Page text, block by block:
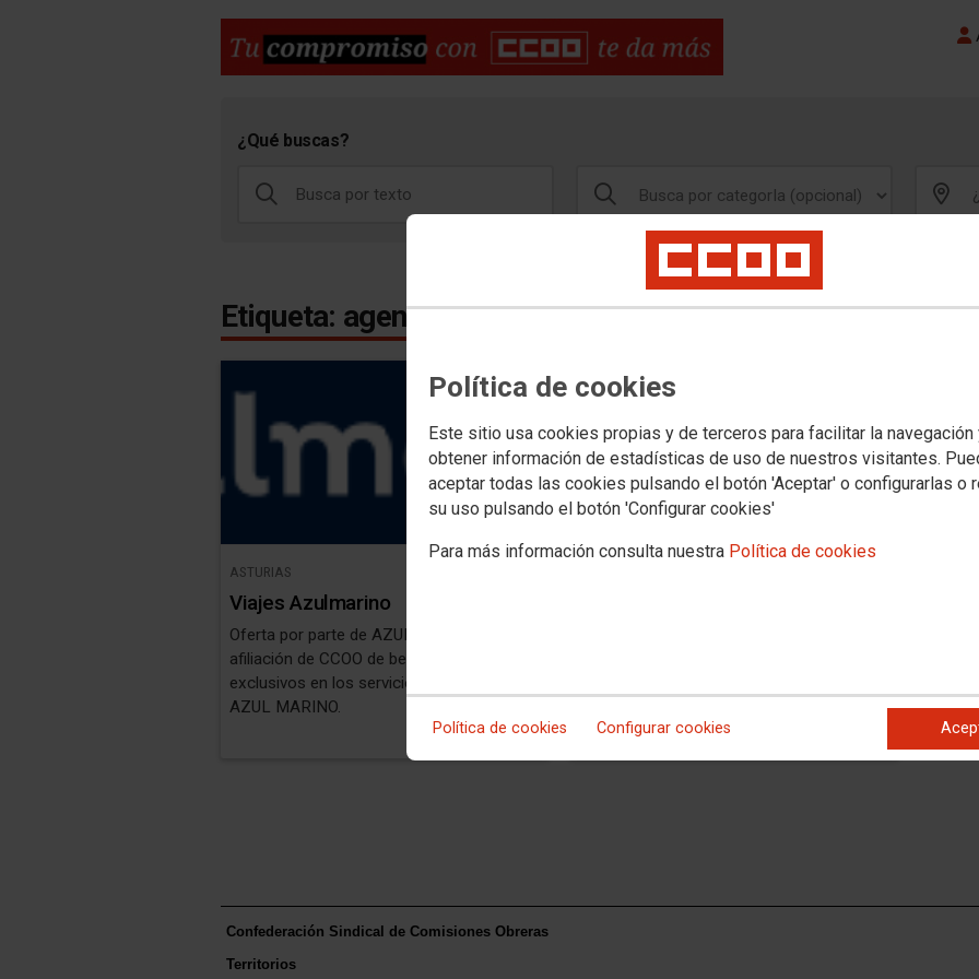
Política de cookies
Este sitio usa cookies propias y de terceros para facilitar la navegación
obtener información de estadísticas de uso de nuestros visitantes.
aceptar todas las cookies pulsando el botón 'Aceptar' o configurarlas o
su uso pulsando el botón 'Configurar cookies'
Para más información consulta nuestra Política de cookies
Política de cookies Configurar cookies
¿Qué buscas?
Etiqueta: agencia
ASTURIAS
Viajes Azulmarino
Oferta por parte de AZUL MARINO a la
afiliación de CCOO de beneficios
exclusivos en los servicios ofrecidos por
AZUL MARINO.
Confederación Sindical de Comisiones Obreras
Territorios